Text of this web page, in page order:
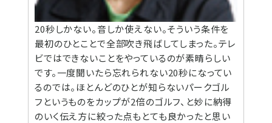
20秒しかない。音しか使えない。そういう条件を
最初のひとことで全部吹き飛ばしてしまった。テレ
ビではできないことをやっているのが素晴らしい
です。一度聞いたら忘れられない20秒になってい
るのでは。ほとんどのひとが知らないパークゴル
フというものをカップが2倍のゴルフ、と妙に納得
のいく伝え方に絞った点もとても良かったと思い